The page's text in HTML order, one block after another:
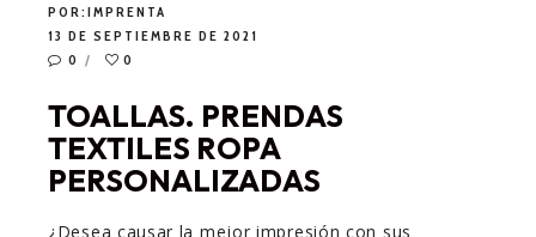
POR:IMPRENTA
13 DE SEPTIEMBRE DE 2021
0
0
TOALLAS. PRENDAS
TEXTILES ROPA
PERSONALIZADAS
¿Desea causar la mejor impresión con sus